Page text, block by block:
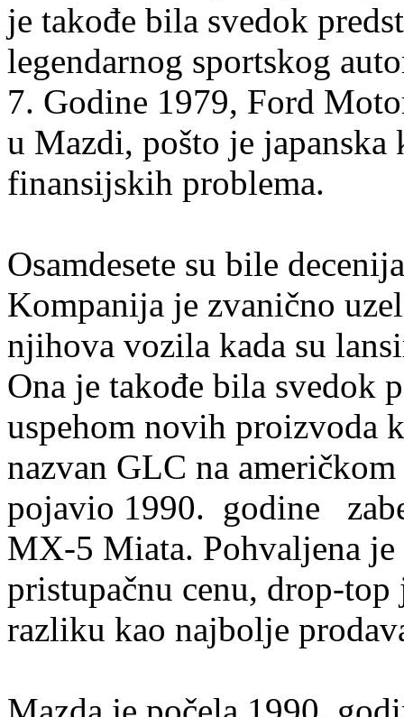
je takođe bila svedok
legendarnog sportskog
7. Godine 1979, Ford
u Mazdi, pošto je japanska
finansijskih problema.
Osamdesete su bile
Kompanija je zvanično
njihova vozila kada su
Ona je takođe bila svedok
uspehom novih proizvoda
nazvan GLC na
pojavio 1990. godine
MX-5 Miata. Pohvaljena
pristupačnu cenu, drop-
razliku kao najbolje